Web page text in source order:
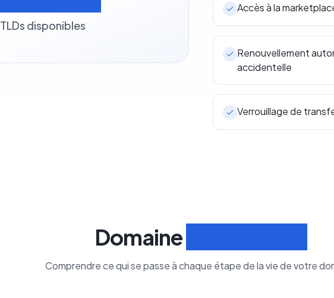
TLDs disponibles
Accès à la
Renouvellement
accidentelle
Verrouillage de
Domaine
Comprendre ce qui se passe à chaque étape de la vie de votre